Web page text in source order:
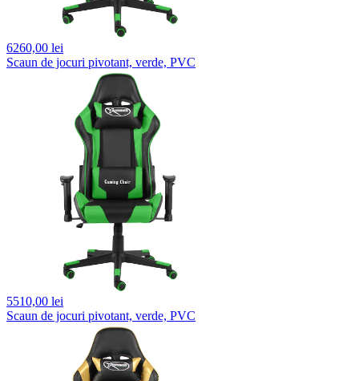
6260,00 lei
Scaun de jocuri pivotant, verde, PVC
5510,00 lei
Scaun de jocuri pivotant, verde, PVC